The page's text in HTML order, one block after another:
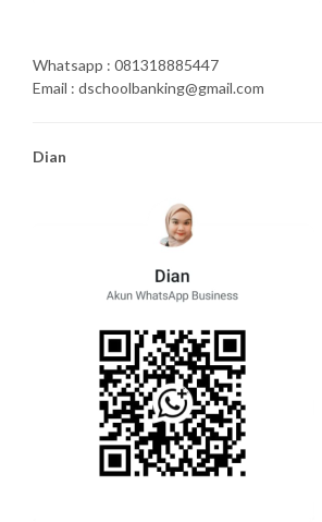
Whatsapp : 081318885447
Email : dschoolbanking@gmail.com
Dian